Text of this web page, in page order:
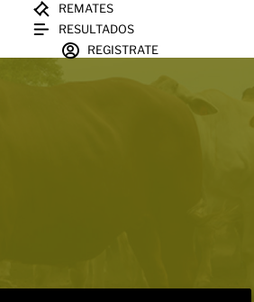
REMATES
RESULTADOS
REGISTRATE